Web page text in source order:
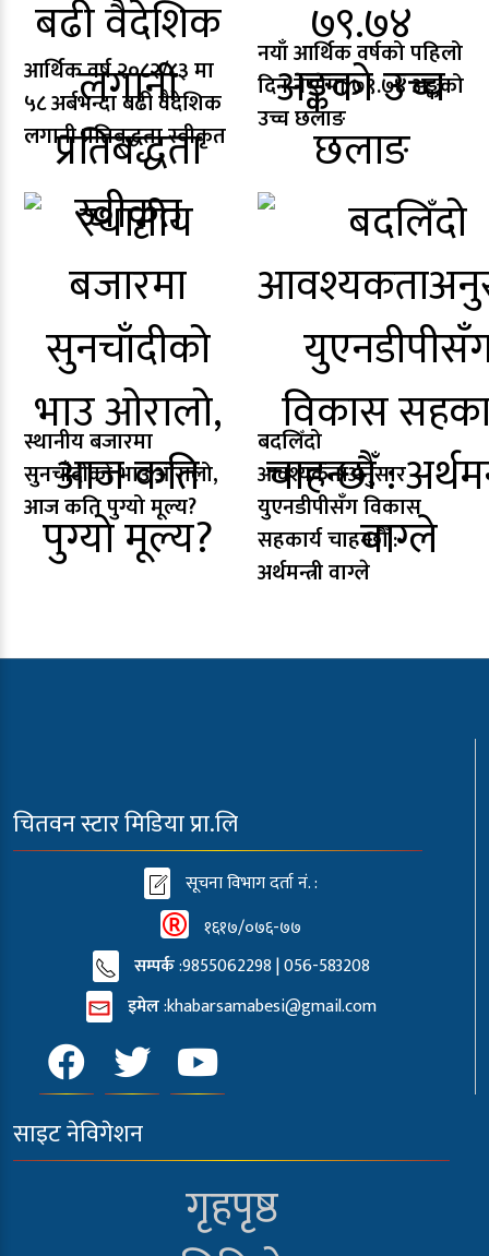
आर्थिक वर्ष २०८२/८३ मा
५८ अर्बभन्दा बढी वैदेशिक
लगानी प्रतिबद्धता स्वीकृत
नयाँ आर्थिक वर्षको पहिलो
दिन नेप्सेमा ७९.७४ अङ्कको
उच्च छलाङ
स्थानीय बजारमा
सुनचाँदीको भाउ ओरालो,
आज कति पुग्यो मूल्य?
बदलिँदो
आवश्यकताअनुसार
युएनडीपीसँग विकास
सहकार्य चाहन्छौँ :
अर्थमन्त्री वाग्ले
चितवन स्टार मिडिया प्रा.लि
सूचना विभाग दर्ता नं. :
१६१७/०७६-७७
सम्पर्क:9855062298 | 056-583208
इमेल:khabarsamabesi@gmail.com
साइट नेविगेशन
गृहपृष्ठ